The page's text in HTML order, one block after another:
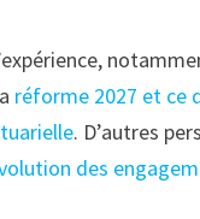
réforme 2027 et ce
. D’autres
des